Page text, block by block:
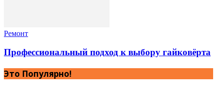
Ремонт
Профессиональный подход к выбору гайковёрта
Это Популярно!